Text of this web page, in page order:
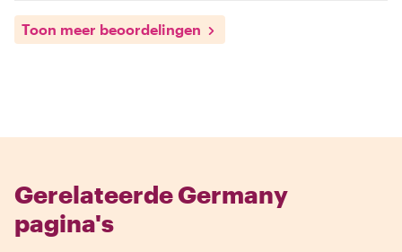
Toon meer beoordelingen
Gerelateerde Germany
pagina's